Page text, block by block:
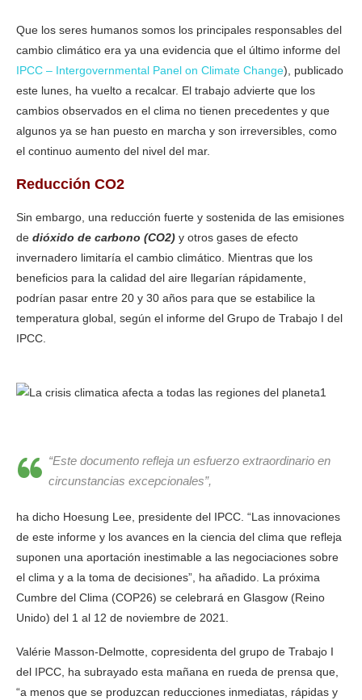
Que los seres humanos somos los principales responsables del
cambio climático era ya una evidencia que el último informe del
IPCC – Intergovernmental Panel on Climate Change), publicado
este lunes, ha vuelto a recalcar. El trabajo advierte que los
cambios observados en el clima no tienen precedentes y que
algunos ya se han puesto en marcha y son irreversibles, como
el continuo aumento del nivel del mar.
Reducción CO2
Sin embargo, una reducción fuerte y sostenida de las emisiones
de dióxido de carbono (CO2) y otros gases de efecto
invernadero limitaría el cambio climático. Mientras que los
beneficios para la calidad del aire llegarían rápidamente,
podrían pasar entre 20 y 30 años para que se estabilice la
temperatura global, según el informe del Grupo de Trabajo I del
IPCC.
“Este documento refleja un esfuerzo extraordinario en
circunstancias excepcionales”,
ha dicho Hoesung Lee, presidente del IPCC. “Las innovaciones
de este informe y los avances en la ciencia del clima que refleja
suponen una aportación inestimable a las negociaciones sobre
el clima y a la toma de decisiones”, ha añadido. La próxima
Cumbre del Clima (COP26) se celebrará en Glasgow (Reino
Unido) del 1 al 12 de noviembre de 2021.
Valérie Masson-Delmotte, copresidenta del grupo de Trabajo I
del IPCC, ha subrayado esta mañana en rueda de prensa que,
“a menos que se produzcan reducciones inmediatas, rápidas y